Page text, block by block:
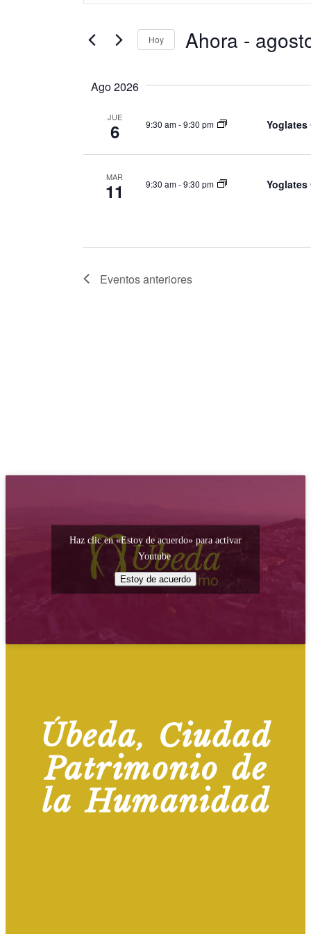
de
búsqueda
y
vistas
de
palabra
Busca
Eventos
palabra
Hoy Ahora -
Ago 2026
JUE
6 9:30 am-9:30 pm
MAR
11 9:30 am-9:30 pm
Eventosanteriores
Haz clic en «Estoy de acuerdo» para activar
Youtube
Estoy de acuerdo
Úbeda, Ciudad
Patrimonio de
la Humanidad